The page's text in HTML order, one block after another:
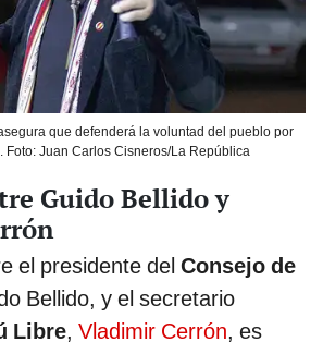
que defenderá la voluntad del pueblo por
Foto: Juan Carlos Cisneros/La República
Guido Bellido y
el presidente del Consejo de
Bellido, y el secretario
Libre, Vladimir Cerrón, es